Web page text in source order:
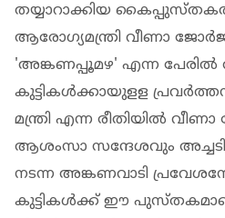
തയ്യാറാക്കിയ
ആരോഗ്യമന്ത്രി വീണാ
'അങ്കണപ്പൂമഴ' എന്ന പേരില്‍
കുട്ടികൾക്കായുളള
മന്ത്രി എന്ന രീതിയില്‍
ആശംസാ സന്ദേശവും
നടന്ന അങ്കണവാടി
കുട്ടികള്‍ക്ക് ഈ